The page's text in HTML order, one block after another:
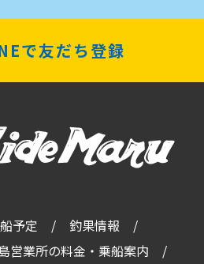
で友だち登録
予定
釣果情報
営業所の料金・乗船案内